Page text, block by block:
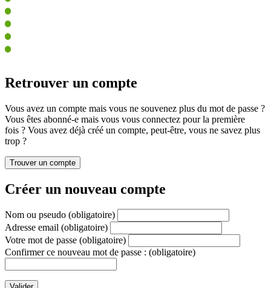
Retrouver un compte
Vous avez un compte mais vous ne souvenez plus du mot de passe ?
Vous êtes abonné-e mais vous vous connectez pour la première
fois ? Vous avez déjà créé un compte, peut-être, vous ne savez plus
trop ?
Créer un nouveau compte
Nom ou pseudo (obligatoire)
Adresse email (obligatoire)
Votre mot de passe (obligatoire)
Confirmer ce nouveau mot de passe : (obligatoire)